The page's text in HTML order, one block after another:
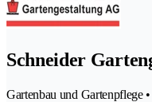
Schneider
Gartenbau und Gartenpflege